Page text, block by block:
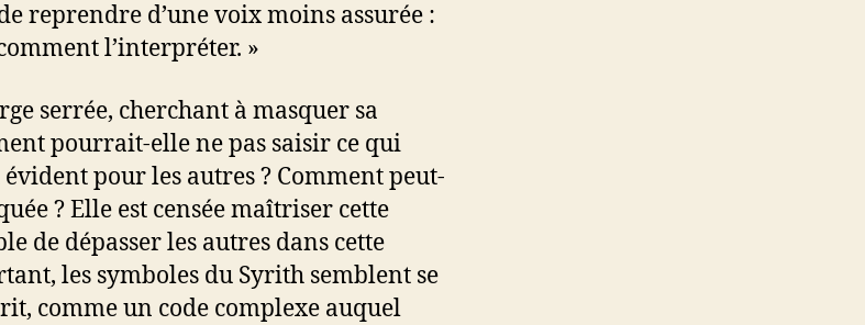
reprendre d’une voix moins assurée :
l’interpréter. »
serrée, cherchant à masquer sa
pourrait-elle ne pas saisir ce qui
pour les autres ? Comment peut-
? Elle est censée maîtriser cette
de dépasser les autres dans cette
les symboles du Syrith semblent se
comme un code complexe auquel